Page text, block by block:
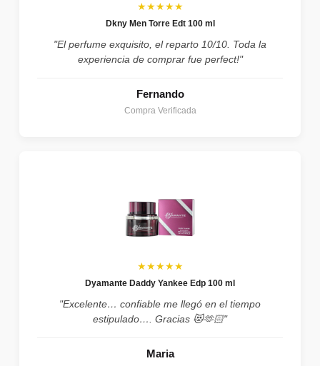
★★★★★
Dkny Men Torre Edt 100 ml
"El perfume exquisito, el reparto 10/10. Toda la
experiencia de comprar fue perfect!"
Fernando
Compra Verificada
★★★★★
Dyamante Daddy Yankee Edp 100 ml
"Excelente… confiable me llegó en el tiempo
estipulado…. Gracias 😻🫶🏻"
Maria